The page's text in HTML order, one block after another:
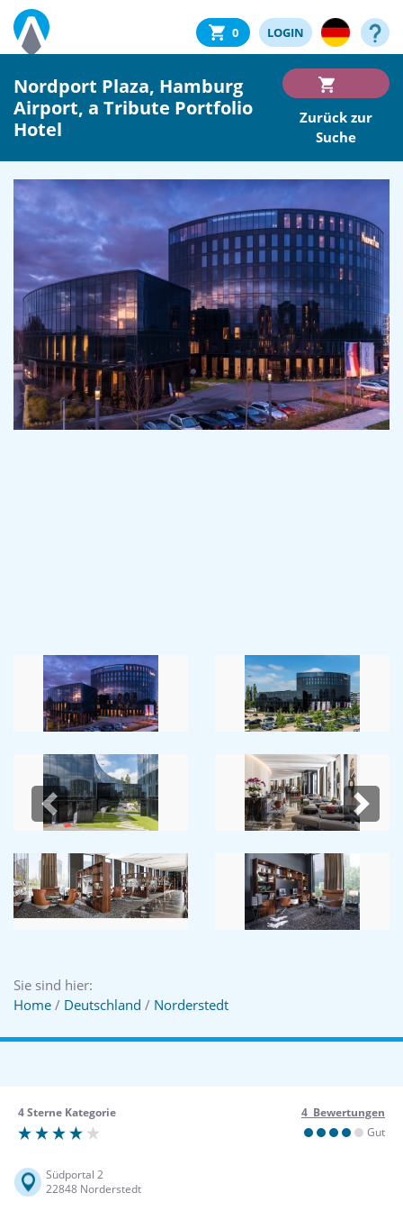
0 LOGIN
Nordport Plaza, Hamburg
Airport, a Tribute Portfolio
Hotel
Zurück zur
Suche
Previous Next
Sie sind hier:
Home / Deutschland / Norderstedt
4 Sterne Kategorie
4 Bewertungen
Gut
Südportal 2
22848 Norderstedt